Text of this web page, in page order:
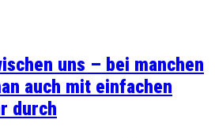
uns – bei manchen
auch mit einfachen
durch